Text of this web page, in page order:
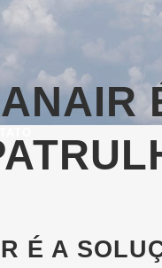
É A